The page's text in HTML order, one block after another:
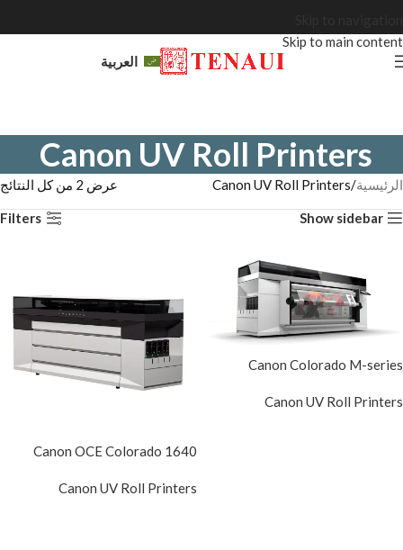
Skip to main content
العربية
Canon UV Roll Printers
الرئيسية Canon UV Roll Printers عرض ⁦2⁩ من كل النتائج
Show sidebar
Filters
Canon Colorado M-series
Canon UV Roll Printers
Canon OCE Colorado 1640
Canon UV Roll Printers